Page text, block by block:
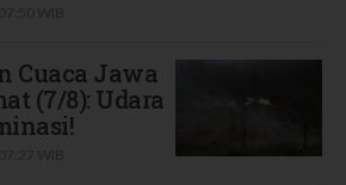
Cuaca Jawa
(7/8): Udara